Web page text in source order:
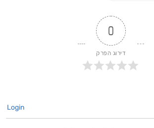
0
דירוג הפרק